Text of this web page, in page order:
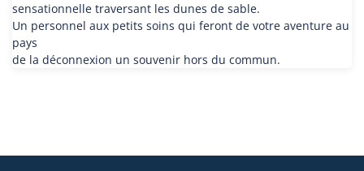
sensationnelle traversant les dunes de sable.
Un personnel aux petits soins qui feront de votre aventure au
pays
de la déconnexion un souvenir hors du commun.